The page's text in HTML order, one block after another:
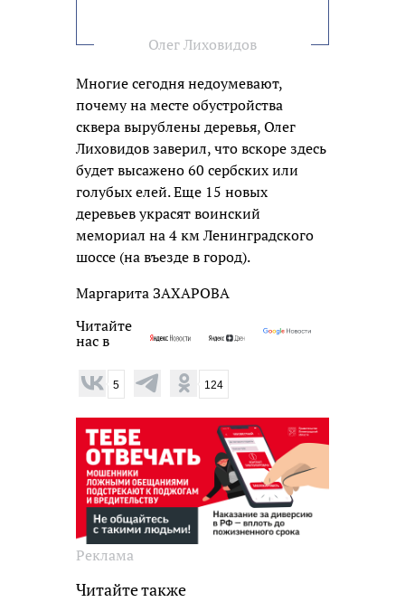
Олег Лиховидов
Многие сегодня недоумевают,
почему на месте обустройства
сквера вырублены деревья, Олег
Лиховидов заверил, что вскоре здесь
будет высажено 60 сербских или
голубых елей. Еще 15 новых
деревьев украсят воинский
мемориал на 4 км Ленинградского
шоссе (на въезде в город).
Маргарита ЗАХАРОВА
Читайте
нас в
5 124
Реклама
Читайте также